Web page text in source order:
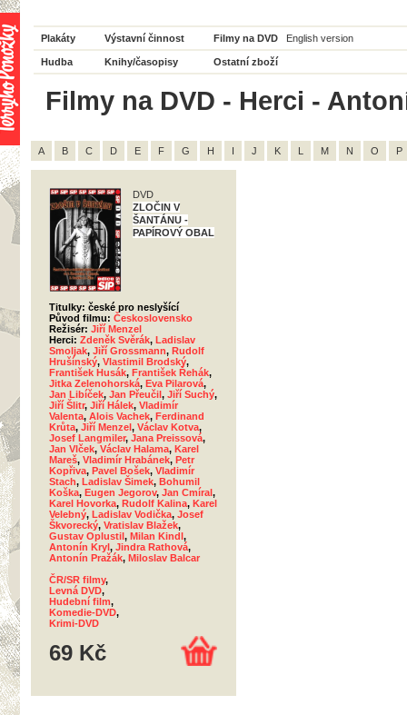
Plakáty Výstavní činnost Filmy na DVD English version
Hudba Knihy/časopisy Ostatní zboží
Filmy na DVD - Herci -
A B C D E F G H I J K L M N O P
DVD
ZLOČIN V
ŠANTÁNU -
PAPÍROVÝ OBAL
Titulky: české pro neslyšící
Původ filmu: Československo
Režisér: Jiří Menzel
Herci: Zdeněk Svěrák, Ladislav
Smoljak, Jiří Grossmann, Rudolf
Hrušínský, Vlastimil Brodský,
František Husák, František Řehák,
Jitka Zelenohorská, Eva Pilarová,
Jan Libíček, Jan Přeučil, Jiří Suchý,
Jiří Šlitr, Jiří Hálek, Vladimír
Valenta, Alois Vachek, Ferdinand
Krůta, Jiří Menzel, Václav Kotva,
Josef Langmiler, Jana Preissová,
Jan Vlček, Václav Halama, Karel
Mareš, Vladimír Hrabánek, Petr
Kopřiva, Pavel Bošek, Vladimír
Stach, Ladislav Šimek, Bohumil
Koška, Eugen Jegorov, Jan Cmíral,
Karel Hovorka, Rudolf Kalina, Karel
Velebný, Ladislav Vodička, Josef
Škvorecký, Vratislav Blažek,
Gustav Oplustil, Milan Kindl,
Antonín Kryl, Jindra Rathová,
Antonín Pražák, Miloslav Balcar
ČR/SR filmy,
Levná DVD,
Hudební film,
Komedie-DVD,
Krimi-DVD
69 Kč